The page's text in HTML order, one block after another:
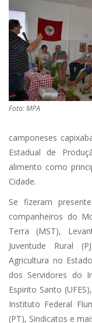
Foto: MPA
camponeses
Estadual de
alimento como
Cidade.
Se fizeram
companheiros do
Terra (MST),
Juventude Rural
Agricultura no
dos Servidores do
Espirito Santo
Instituto Federal
(PT), Sindicatos e